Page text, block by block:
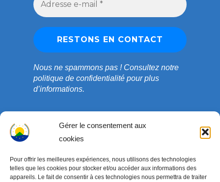
Gérer le consentement aux
cookies
Pour offrir les meilleures expériences, nous utilisons des technologies
telles que les cookies pour stocker et/ou accéder aux informations des
appareils. Le fait de consentir à ces technologies nous permettra de traiter
Nous ne spammons pas ! Consultez notre
politique de confidentialitépour plus
d’informations.